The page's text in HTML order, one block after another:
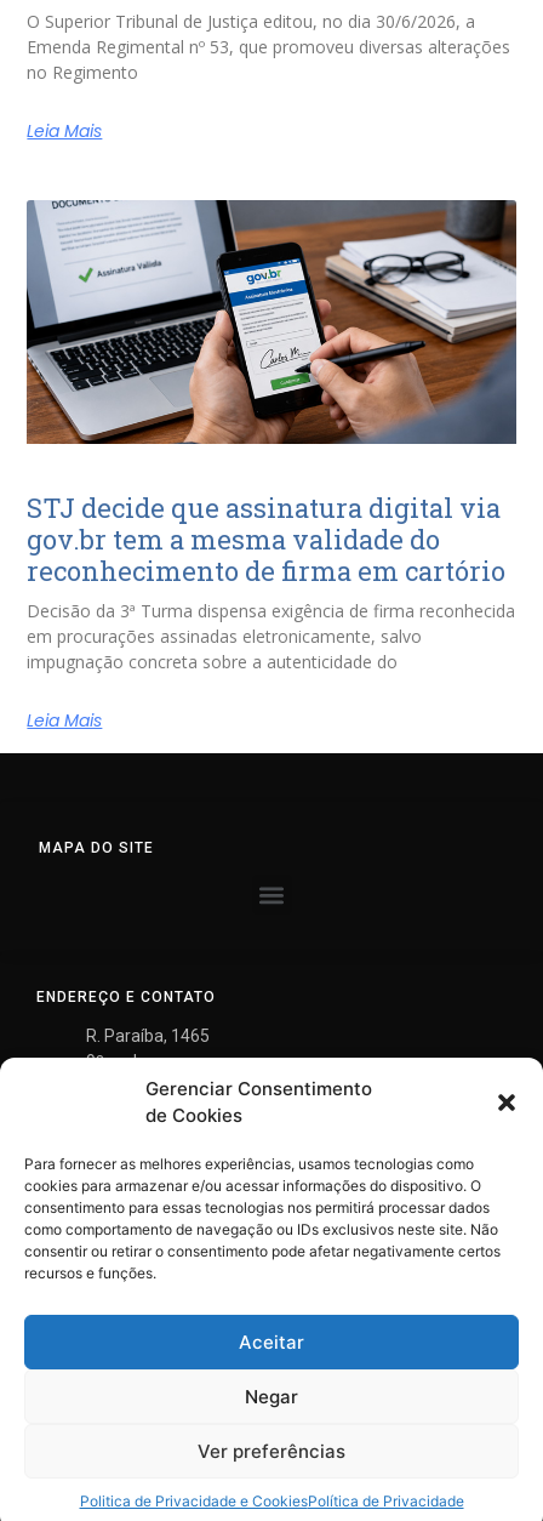
Gerenciar Consentimento
de Cookies
Para fornecer as melhores experiências, usamos tecnologias como
cookies para armazenar e/ou acessar informações do dispositivo. O
consentimento para essas tecnologias nos permitirá processar dados
como comportamento de navegação ou IDs exclusivos neste site. Não
consentir ou retirar o consentimento pode afetar negativamente certos
recursos e funções.
Aceitar
Negar
Ver preferências
Politica de Privacidade e CookiesPolítica de Privacidade
O Superior Tribunal de Justiça editou, no dia 30/6/2026, a
Emenda Regimental nº 53, que promoveu diversas alterações
no Regimento
Leia Mais
STJ decide que assinatura digital via
gov.br tem a mesma validade do
reconhecimento de firma em cartório
Decisão da 3ª Turma dispensa exigência de firma reconhecida
em procurações assinadas eletronicamente, salvo
impugnação concreta sobre a autenticidade do
Leia Mais
ENDEREÇO E CONTATO
R. Paraíba, 1465
9º andar
Savassi, Belo Horizonte
MG - 30.130-148
gontijo@gontijomendes.com.br
MAPA DO SITE